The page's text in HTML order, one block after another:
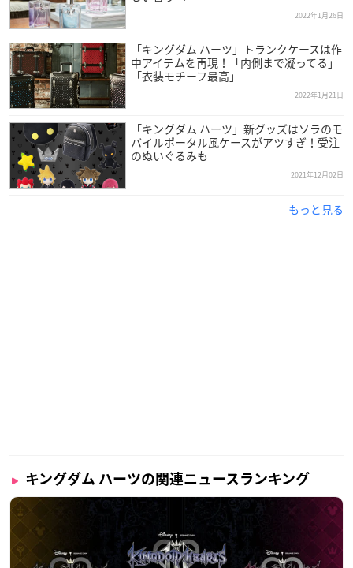
sion」5,280円（税込）
「KINGDOM HEARTS III + Re Mind「DLC」 Cloud Version」7,4
80円（税込）
「KINGDOM HEARTS INTEGRUM MASTERPIECE for Cloud」1
4,300円（税込）
Nintendo Switchクラウド版「
」シリー
ズのリリースを記念し、「Face My Fears (A. G. Cook Remi
ド版で本日発売🗝️
『KINGDOM HEARTS -HD 1.5+2.5 REMIX-』
『KINGDOM HEARTS -HD 2.8 FINAL CHAPTER PROLOGUE
-』
『KINGDOM HEARTS III』と、お得なオールインワンパッケ
2022年1月26日
「キングダム ハーツ」トランクケースは作
中アイテムを再現！「内側まで凝ってる」
「衣装モチーフ最高」
2022年1月21日
「キングダム ハーツ」新グッズはソラのモ
バイルポータル風ケースがアツすぎ！受注
のぬいぐるみも
2021年12月02日
もっと見る
キングダム ハーツの関連ニュースランキング